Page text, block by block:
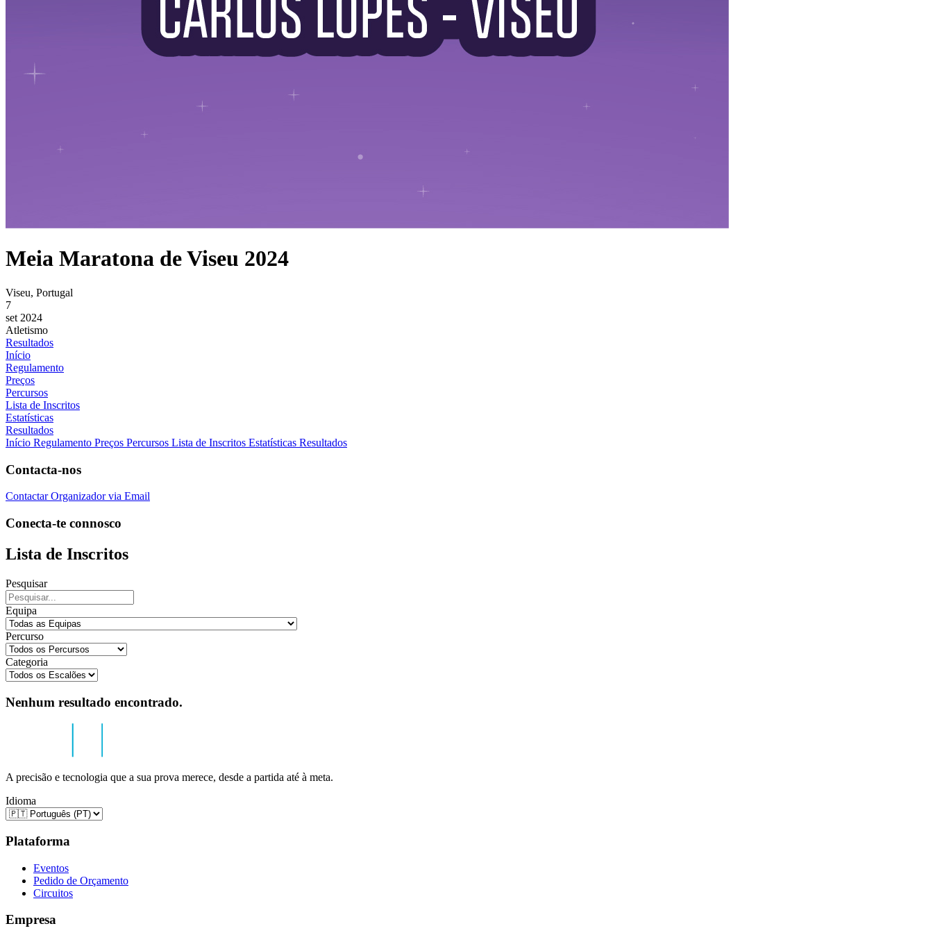
Meia Maratona de Viseu 2024
Viseu, Portugal
7
set 2024
Atletismo
Resultados
Início
Regulamento
Preços
Percursos
Lista de Inscritos
Estatísticas
Resultados
Início Regulamento Preços Percursos Lista de Inscritos Estatísticas Resultados
Contacta-nos
Contactar Organizador via Email
Conecta-te connosco
Lista de Inscritos
Pesquisar
Equipa
Percurso
Categoria
Nenhum resultado encontrado.
A precisão e tecnologia que a sua prova merece, desde a partida até à meta.
Idioma
Plataforma
Eventos
Pedido de Orçamento
Circuitos
Empresa